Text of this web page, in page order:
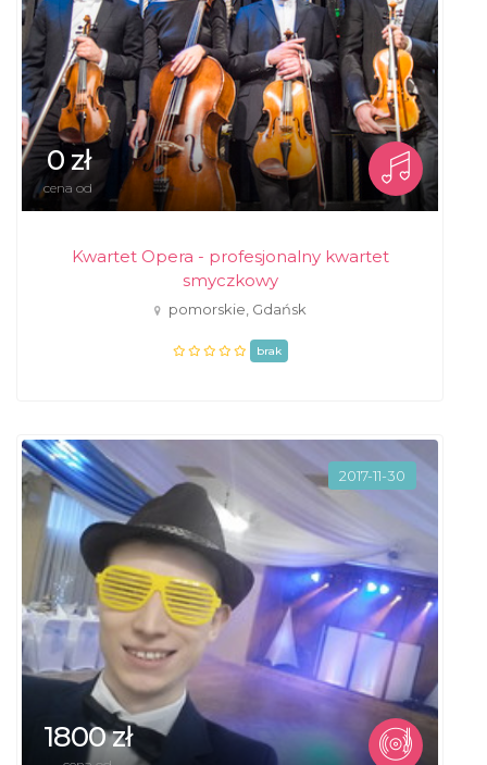
0 zł
cena od
Kwartet Opera - profesjonalny kwartet
smyczkowy
pomorskie, Gdańsk
brak
2017-11-30
1800 zł